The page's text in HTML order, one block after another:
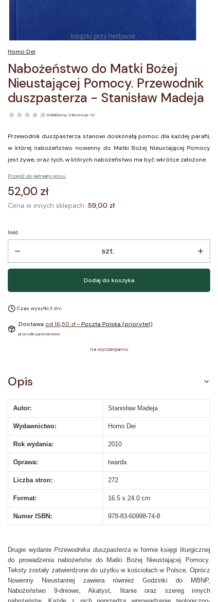
Homo Dei
Nabożeństwo do Matki Bożej
Nieustającej Pomocy. Przewodnik
duszpasterza - Stanisław Madeja
0.00(Oceny: 0 Recenzje: 0)
Przewodnik duszpasterza stanowi doskonałą pomoc dla każdej parafii,
w której nabożeństwo nowenny do Matki Bożej Nieustającej Pomocy
jest żywe, oraz tych, w których nabożeństwo ma być wkrótce założone.
Przejdź do pełnego opisu
Cena
52,00 zł
Cena w innych sklepach: 59,00 zł
Ilość
szt.
Dodaj do koszyka
Czas wysyłki:3 dni
Dostawa od 16,50 zł- Poczta Polska (priorytet)
przesyłka priorytetowa
na wyczerpaniu
Opis
Autor: Stanisław Madeja
Wydawnictwo: Homo Dei
Rok wydania: 2010
Oprawa: twarda
Liczba stron: 272
Format: 16.5 x 24.0 cm
Numer ISBN: 978-83-60998-74-8
Drugie wydaniePrzewodnika duszpasterzaw formie księgi liturgicznej
do prowadzenia nabożeństw do Matki Bożej Nieustającej Pomocy.
Teksty zostały zatwierdzone do użytku w kościołach w Polsce. Oprócz
Nowenny Nieustannej zawiera również Godzinki do MBNP,
Nabożeństwo 9-dniowe, Akatyst, litanie oraz szereg innych